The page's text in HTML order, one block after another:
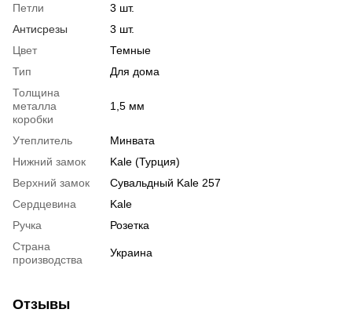
Петли
3 шт.
Антисрезы
3 шт.
Цвет
Темные
Тип
Для дома
Толщина
металла
коробки
1,5 мм
Утеплитель
Минвата
Нижний замок
Kale (Турция)
Верхний замок
Сувальдный Kale 257
Сердцевина
Kale
Ручка
Розетка
Страна
производства
Украина
Отзывы